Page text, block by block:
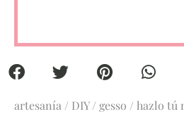
artesanía / DIY/ gesso / hazlo tú